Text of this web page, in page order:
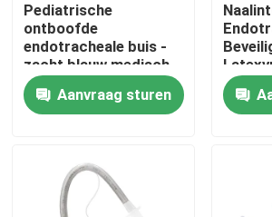
Thuis
Producten
VR-show
Pediatrische
ontboofde
endotracheale buis -
zacht blauw medisch
PVC - CE ISO-
gecertificeerd
Aanvraag sturen
PVC -